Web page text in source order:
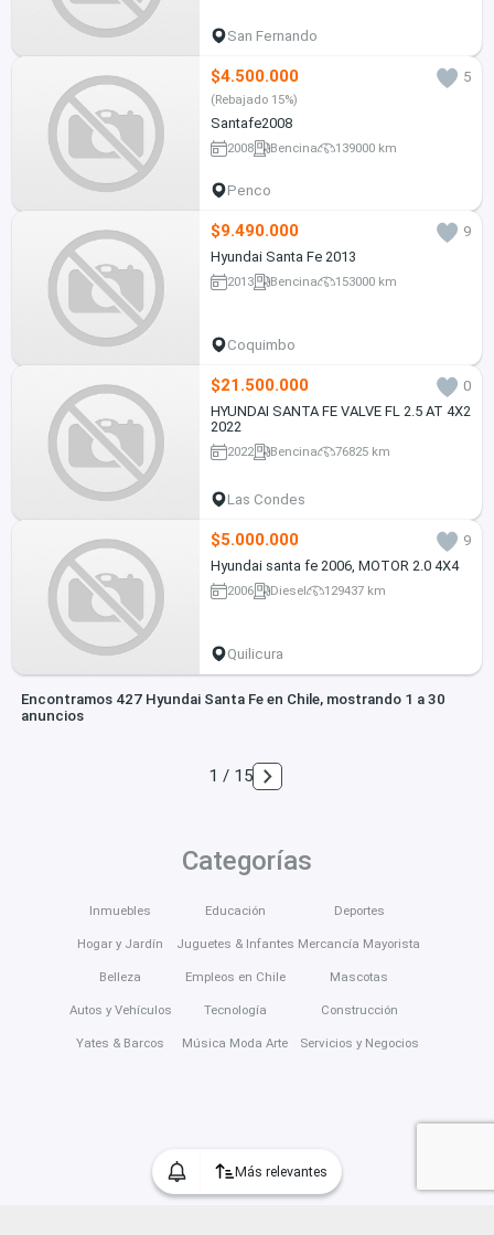
Más relevantes
San Fernando
$4.500.000 5
(Rebajado 15%)
Santafe2008
2008 Bencina 139000 km
Penco
$9.490.000
9
Hyundai Santa Fe 2013
2013 Bencina 153000 km
Coquimbo
$21.500.000
0
HYUNDAI SANTA FE VALVE FL 2.5 AT 4X2
2022
2022 Bencina 76825 km
Las Condes
$5.000.000
9
Hyundai santa fe 2006, MOTOR 2.0 4X4
2006 Diesel 129437 km
Quilicura
Encontramos 427 Hyundai Santa Fe en Chile, mostrando 1 a 30
anuncios
1 / 15
Categorías
Inmuebles
Hogar y Jardín
Belleza
Autos y Vehículos
Yates & Barcos
Educación
Juguetes & Infantes
Empleos en Chile
Tecnología
Música Moda Arte
Deportes
Mercancía Mayorista
Mascotas
Construcción
Servicios y Negocios